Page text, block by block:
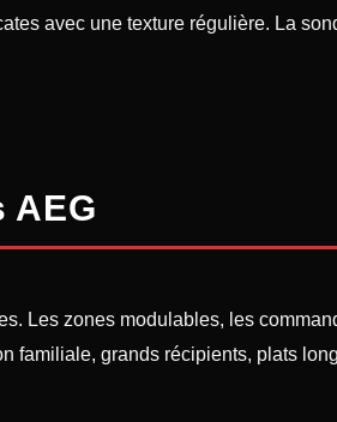
avec une texture régulière. La
AEG
Les zones modulables, les
familiale, grands récipients, plats